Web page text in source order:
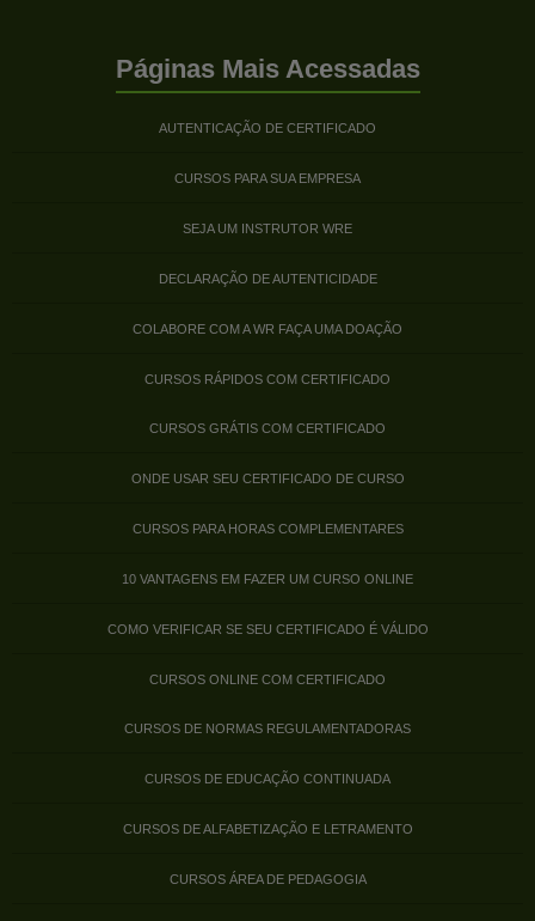
Páginas Mais Acessadas
AUTENTICAÇÃO DE CERTIFICADO
CURSOS PARA SUA EMPRESA
SEJA UM INSTRUTOR WRE
DECLARAÇÃO DE AUTENTICIDADE
COLABORE COM A WR FAÇA UMA DOAÇÃO
CURSOS RÁPIDOS COM CERTIFICADO
CURSOS GRÁTIS COM CERTIFICADO
ONDE USAR SEU CERTIFICADO DE CURSO
CURSOS PARA HORAS COMPLEMENTARES
10 VANTAGENS EM FAZER UM CURSO ONLINE
COMO VERIFICAR SE SEU CERTIFICADO É VÁLIDO
CURSOS ONLINE COM CERTIFICADO
CURSOS DE NORMAS REGULAMENTADORAS
CURSOS DE EDUCAÇÃO CONTINUADA
CURSOS DE ALFABETIZAÇÃO E LETRAMENTO
CURSOS ÁREA DE PEDAGOGIA